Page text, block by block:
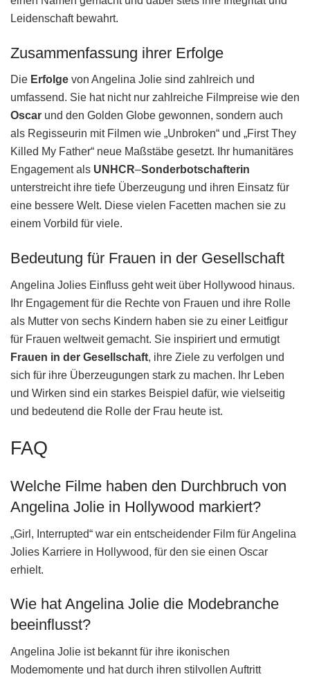
Leidenschaft bewahrt.
Zusammenfassung ihrer Erfolge
Die Erfolge von Angelina Jolie sind zahlreich und
umfassend. Sie hat nicht nur zahlreiche Filmpreise wie den
Oscar und den Golden Globe gewonnen, sondern auch
als Regisseurin mit Filmen wie „Unbroken“ und „First They
Killed My Father“ neue Maßstäbe gesetzt. Ihr humanitäres
Engagement als UNHCR–Sonderbotschafterin
unterstreicht ihre tiefe Überzeugung und ihren Einsatz für
eine bessere Welt. Diese vielen Facetten machen sie zu
einem Vorbild für viele.
Bedeutung für Frauen in der Gesellschaft
Angelina Jolies Einfluss geht weit über Hollywood hinaus.
Ihr Engagement für die Rechte von Frauen und ihre Rolle
als Mutter von sechs Kindern haben sie zu einer Leitfigur
für Frauen weltweit gemacht. Sie inspiriert und ermutigt
Frauen in der Gesellschaft, ihre Ziele zu verfolgen und
sich für ihre Überzeugungen stark zu machen. Ihr Leben
und Wirken sind ein starkes Beispiel dafür, wie vielseitig
und bedeutend die Rolle der Frau heute ist.
FAQ
Welche Filme haben den Durchbruch von
Angelina Jolie in Hollywood markiert?
„Girl, Interrupted“ war ein entscheidender Film für Angelina
Jolies Karriere in Hollywood, für den sie einen Oscar
erhielt.
Wie hat Angelina Jolie die Modebranche
beeinflusst?
Angelina Jolie ist bekannt für ihre ikonischen
Modemomente und hat durch ihren stilvollen Auftritt